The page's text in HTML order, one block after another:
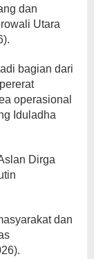
dan
Utara
bagian dari
operasional
Iduladha
Dirga
dan